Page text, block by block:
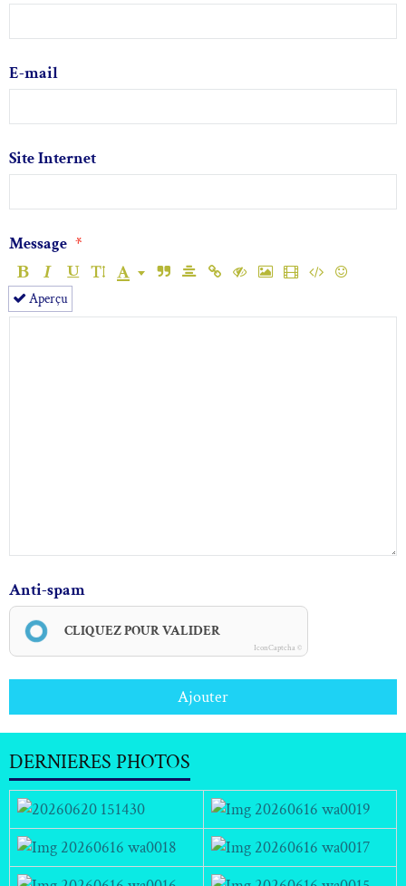
E-mail
Site Internet
Message
Aperçu
Anti-spam
CLIQUEZ POUR VALIDER
IconCaptcha ©
Ajouter
DERNIERES PHOTOS